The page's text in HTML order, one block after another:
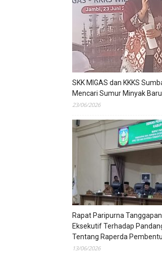
SKK MIGAS dan KKKS
Mencari Sumur Minyak Baru
23/06/2026
Rapat Paripurna
Eksekutif Terhadap
Tentang Raperda
13/06/2026